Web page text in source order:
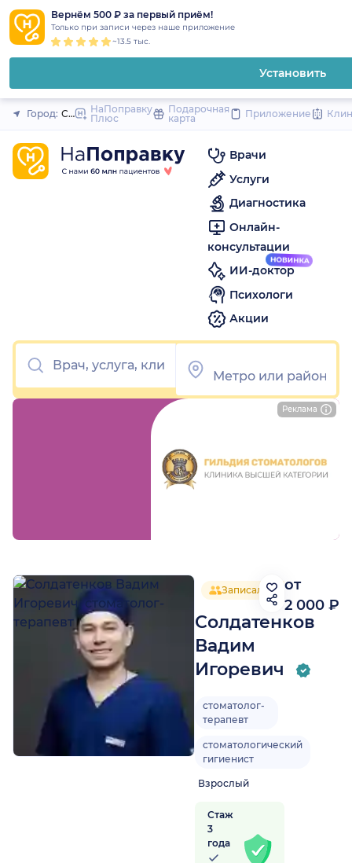
Вернём 500 ₽ за первый приём!
Только при записи через наше приложение
~13.5 тыс.
Установить
Закрыть
Город: Санкт-Петербург
НаПоправку
Плюс
Подарочная
карта
Приложение
Врачи
Услуги
Диагностика
Онлайн-
консультации
ИИ-доктор
Психологи
Акции
Записалось 6 человек
Солдатенков
Вадим
Игоревич
стоматолог-
терапевт
стоматологический
гигиенист
Взрослый
Стаж
3
года
от
2 000 ₽
Реклама